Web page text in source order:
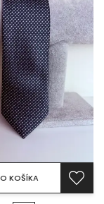
KOŠÍKA